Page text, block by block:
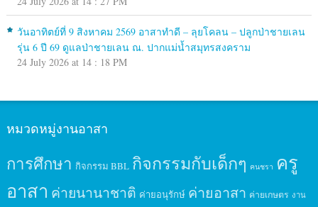
วันอาทิตย์ที่ 9 สิงหาคม 2569 อาสาทำดี – ลุยโคลน – ปลูกป่าชายเลน
รุ่น 6 ปี 69 ดูแลป่าชายเลน ณ. ปากแม่น้ำสมุทรสงคราม
24 July 2026 at 14 : 18 PM
หมวดหมู่งานอาสา
การศึกษา กิจกรรม BBL กิจกรรมกับเด็กๆ คนชรา ครู
อาสา ค่ายนานาชาติ ค่ายอนุรักษ์ ค่ายอาสา ค่ายเกษตร งาน